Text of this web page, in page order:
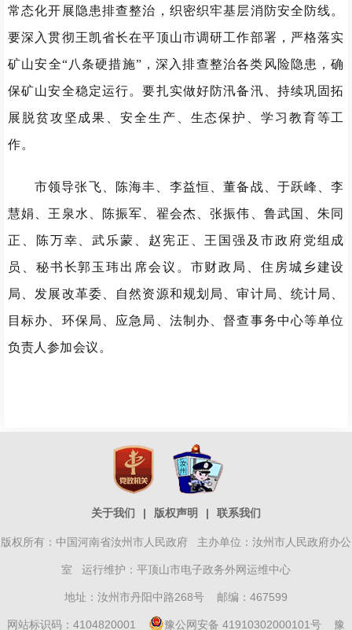
常态化开展隐患排查整治，织密织牢基层消防安全防线。
要深入贯彻王凯省长在平顶山市调研工作部署，严格落实
矿山安全“八条硬措施”，深入排查整治各类风险隐患，确
保矿山安全稳定运行。要扎实做好防汛备汛、持续巩固拓
展脱贫攻坚成果、安全生产、生态保护、学习教育等工
作。
市领导张飞、陈海丰、李益恒、董备战、于跃峰、李
慧娟、王泉水、陈振军、翟会杰、张振伟、鲁武国、朱同
正、陈万幸、武乐蒙、赵宪正、王国强及市政府党组成
员、秘书长郭玉玮出席会议。市财政局、住房城乡建设
局、发展改革委、自然资源和规划局、审计局、统计局、
目标办、环保局、应急局、法制办、督查事务中心等单位
负责人参加会议。
关于我们 | 版权声明 | 联系我们
版权所有：中国河南省汝州市人民政府 主办单位：汝州市人民政府办公
室 运行维护：平顶山市电子政务外网运维中心
地址：汝州市丹阳中路268号 邮编：467599
网站标识码：4104820001 豫公网安备 41910302000101号 豫